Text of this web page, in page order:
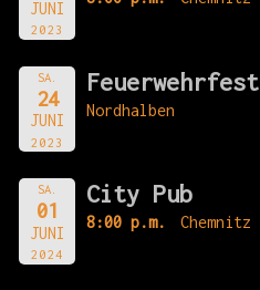
JUNI
2023
SA.
24
JUNI
2023
Feuerwehrfest
Nordhalben
SA.
01
JUNI
2024
City Pub
8:00 p.m. Chemnitz